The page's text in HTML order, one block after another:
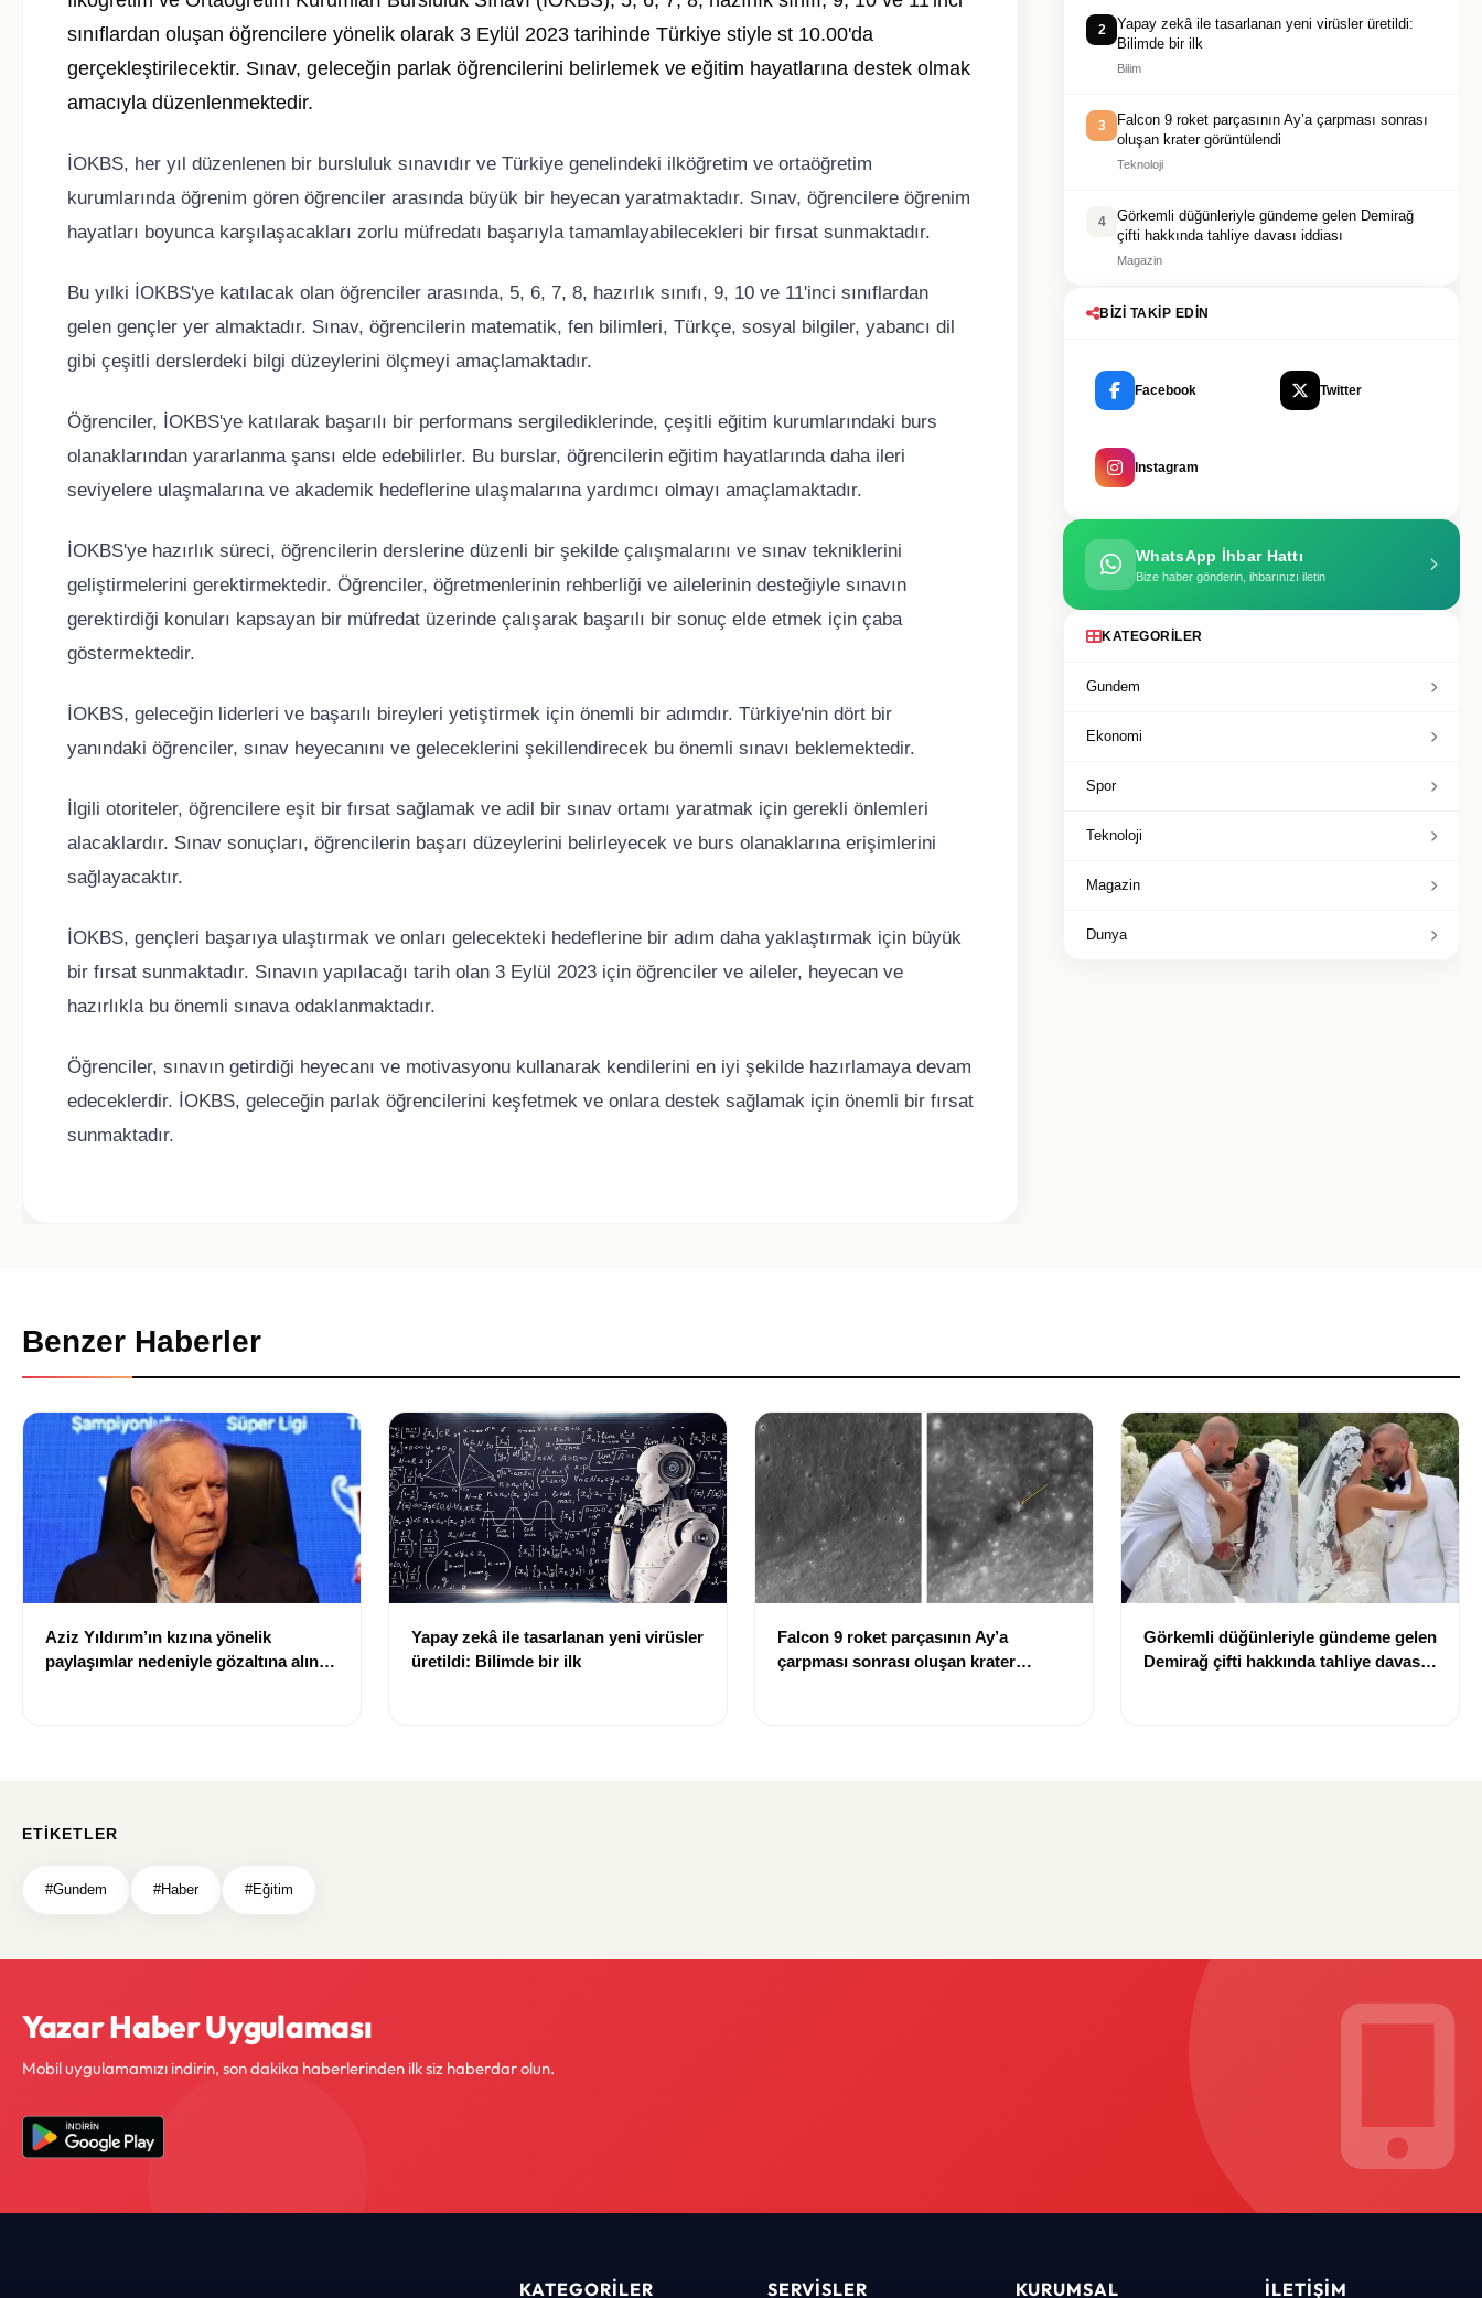
sınıflardan oluşan öğrencilere yönelik olarak 3 Eylül 2023 tarihinde Türkiye stiyle st 10.00'da
gerçekleştirilecektir. Sınav, geleceğin parlak öğrencilerini belirlemek ve eğitim hayatlarına destek olmak
amacıyla düzenlenmektedir.
İOKBS, her yıl düzenlenen bir bursluluk sınavıdır ve Türkiye genelindeki ilköğretim ve ortaöğretim
kurumlarında öğrenim gören öğrenciler arasında büyük bir heyecan yaratmaktadır. Sınav, öğrencilere öğrenim
hayatları boyunca karşılaşacakları zorlu müfredatı başarıyla tamamlayabilecekleri bir fırsat sunmaktadır.
Bu yılki İOKBS'ye katılacak olan öğrenciler arasında, 5, 6, 7, 8, hazırlık sınıfı, 9, 10 ve 11'inci sınıflardan
gelen gençler yer almaktadır. Sınav, öğrencilerin matematik, fen bilimleri, Türkçe, sosyal bilgiler, yabancı dil
gibi çeşitli derslerdeki bilgi düzeylerini ölçmeyi amaçlamaktadır.
Öğrenciler, İOKBS'ye katılarak başarılı bir performans sergilediklerinde, çeşitli eğitim kurumlarındaki burs
olanaklarından yararlanma şansı elde edebilirler. Bu burslar, öğrencilerin eğitim hayatlarında daha ileri
seviyelere ulaşmalarına ve akademik hedeflerine ulaşmalarına yardımcı olmayı amaçlamaktadır.
İOKBS'ye hazırlık süreci, öğrencilerin derslerine düzenli bir şekilde çalışmalarını ve sınav tekniklerini
geliştirmelerini gerektirmektedir. Öğrenciler, öğretmenlerinin rehberliği ve ailelerinin desteğiyle sınavın
gerektirdiği konuları kapsayan bir müfredat üzerinde çalışarak başarılı bir sonuç elde etmek için çaba
göstermektedir.
İOKBS, geleceğin liderleri ve başarılı bireyleri yetiştirmek için önemli bir adımdır. Türkiye'nin dört bir
yanındaki öğrenciler, sınav heyecanını ve geleceklerini şekillendirecek bu önemli sınavı beklemektedir.
İlgili otoriteler, öğrencilere eşit bir fırsat sağlamak ve adil bir sınav ortamı yaratmak için gerekli önlemleri
alacaklardır. Sınav sonuçları, öğrencilerin başarı düzeylerini belirleyecek ve burs olanaklarına erişimlerini
sağlayacaktır.
İOKBS, gençleri başarıya ulaştırmak ve onları gelecekteki hedeflerine bir adım daha yaklaştırmak için büyük
bir fırsat sunmaktadır. Sınavın yapılacağı tarih olan 3 Eylül 2023 için öğrenciler ve aileler, heyecan ve
hazırlıkla bu önemli sınava odaklanmaktadır.
Öğrenciler, sınavın getirdiği heyecanı ve motivasyonu kullanarak kendilerini en iyi şekilde hazırlamaya devam
edeceklerdir. İOKBS, geleceğin parlak öğrencilerini keşfetmek ve onlara destek sağlamak için önemli bir fırsat
sunmaktadır.
2
Yapay zekâ ile tasarlanan yeni virüsler üretildi:
Bilimde bir ilk
Bilim
3
Falcon 9 roket parçasının Ay’a çarpması sonrası
oluşan krater görüntülendi
Teknoloji
4
Görkemli düğünleriyle gündeme gelen Demirağ
çifti hakkında tahliye davası iddiası
Magazin
BIZI TAKIP EDIN
Facebook Twitter
Instagram
WhatsApp İhbar Hattı
Bize haber gönderin, ihbarınızı iletin
KATEGORILER
Gundem
Ekonomi
Spor
Teknoloji
Magazin
Dunya
Benzer Haberler
Aziz Yıldırım’ın kızına yönelik
paylaşımlar nedeniyle gözaltına alınan
Yapay zekâ ile tasarlanan yeni virüsler
üretildi: Bilimde bir ilk
Falcon 9 roket parçasının Ay’a
çarpması sonrası oluşan krater
Görkemli düğünleriyle gündeme gelen
Demirağ çifti hakkında tahliye davası
ETIKETLER
#Gundem #Haber #Eğitim
Yazar Haber Uygulaması
Mobil uygulamamızı indirin, son dakika haberlerinden ilk siz haberdar olun.
KATEGORILER SERVISLER KURUMSAL İLETIŞIM